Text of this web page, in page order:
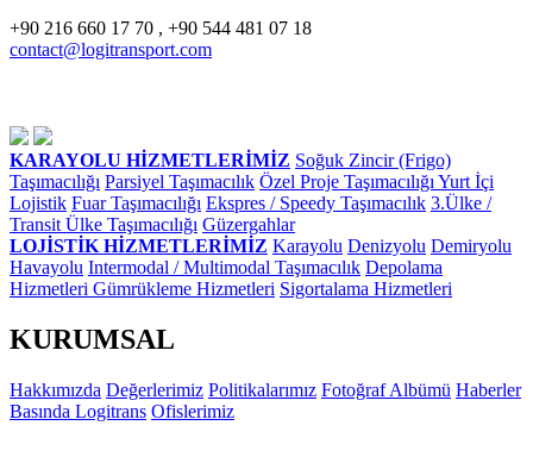
+90 216 660 17 70 , +90 544 481 07 18
contact@logitransport.com
KARAYOLU HİZMETLERİMİZ Soğuk Zincir (Frigo)
Taşımacılığı Parsiyel Taşımacılık Özel Proje TaşımacılığıYurt İçi
Lojistik Fuar Taşımacılığı Ekspres / Speedy Taşımacılık 3.Ülke /
Transit Ülke Taşımacılığı Güzergahlar
LOJİSTİK HİZMETLERİMİZ Karayolu Denizyolu Demiryolu
Havayolu Intermodal / Multimodal Taşımacılık Depolama
Hizmetleri Gümrükleme Hizmetleri Sigortalama Hizmetleri
KURUMSAL
Hakkımızda Değerlerimiz Politikalarımız Fotoğraf Albümü Haberler
Basında Logitrans Ofislerimiz